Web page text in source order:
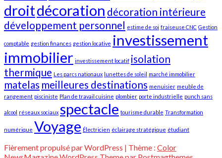
droitdécoration décoration intérieure
développement personnel estime de soi fraiseuse CNC Gestion
comptable gestion finances gestion locative investissement
immobilier investissement locatif isolation
thermique Les parcs nationaux lunettes de soleil marché immobilier
matelas meilleures destinations menuisier meuble de
rangement pisciniste Plan de travail cuisine plombier porte industrielle punch sans
alcool réseaux sociaux spectacle tourisme durable Transformation
numérique Voyage Électricien éclairage stratégique étudiant
Fièrement propulsé par WordPress | Thème : Color